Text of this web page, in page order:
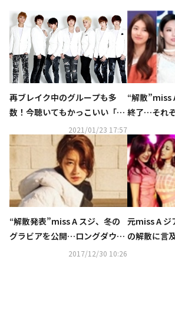
再ブレイク中のグループも多
数！今聴いてもかっこいい「第
2世代＆2.5世代アイドル」とは
2021/01/23 17:57
“解散”miss
終了…それ
“解散発表”miss A スジ、冬の
グラビアを公開…ロングダウン
もスタイリッシュに2017/12/30 10:26
元miss A ジ
の解散に言